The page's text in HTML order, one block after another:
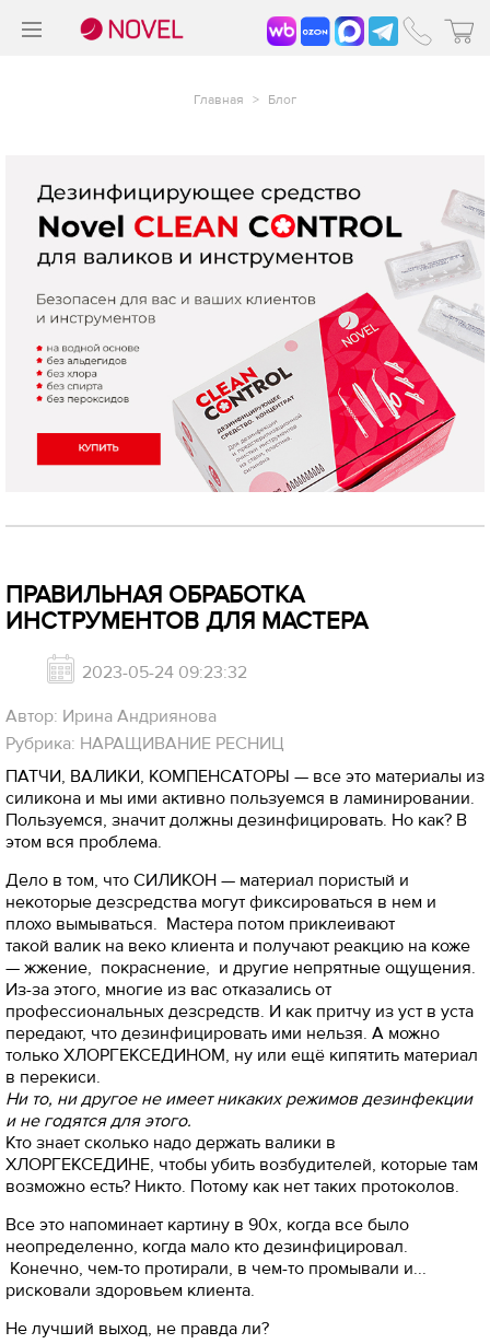
Главная > Блог
ПРАВИЛЬНАЯ ОБРАБОТКА
ИНСТРУМЕНТОВ ДЛЯ МАСТЕРА
2023-05-24 09:23:32
Автор: Ирина Андриянова
Рубрика: НАРАЩИВАНИЕ РЕСНИЦ
ПАТЧИ, ВАЛИКИ, КОМПЕНСАТОРЫ — все это материалы из
силикона и мы ими активно пользуемся в ламинировании.
Пользуемся, значит должны дезинфицировать. Но как? В
этом вся проблема.
Дело в том, что СИЛИКОН — материал пористый и
некоторые дезсредства могут фиксироваться в нем и
плохо вымываться. Мастера потом приклеивают
такой валик на веко клиента и получают реакцию на коже
— жжение, покраснение, и другие непрятные ощущения.
Из-за этого, многие из вас отказались от
профессиональных дезсредств. И как притчу из уст в уста
передают, что дезинфицировать ими нельзя. А можно
только ХЛОРГЕКСЕДИНОМ, ну или ещё кипятить материал
в перекиси.
Ни то, ни другое не имеет никаких режимов дезинфекции
и не годятся для этого.
Кто знает сколько надо держать валики в
ХЛОРГЕКСЕДИНЕ, чтобы убить возбудителей, которые там
возможно есть? Никто. Потому как нет таких протоколов.
Все это напоминает картину в 90х, когда все было
неопределенно, когда мало кто дезинфицировал.
Конечно, чем-то протирали, в чем-то промывали и...
рисковали здоровьем клиента.
Не лучший выход, не правда ли?